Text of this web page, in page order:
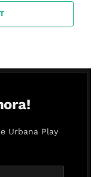
Urbana Play